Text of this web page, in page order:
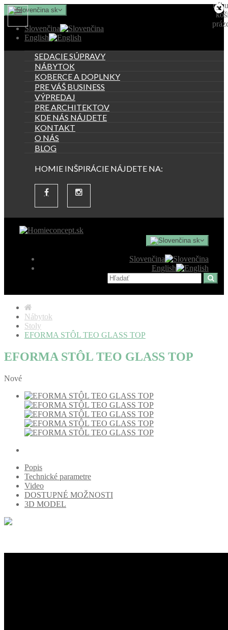
sk
Slovenčina
English
SEDACIE SÚPRAVY
+
NÁBYTOK
+
KOBERCE A DOPLNKY
PRE VÁŠ BUSINESS
VÝPREDAJ
PRE ARCHITEKTOV
KDE NÁS NÁJDETE
KONTAKT
O NÁS
BLOG
HOMIE INŠPIRÁCIE NÁJDETE NA:
sk
Slovenčina
English
Nábytok
Stoly
EFORMA STÔL TEO GLASS TOP
EFORMA STÔL TEO GLASS TOP
Nové
Popis
Technické parametre
Video
DOSTUPNÉ MOŽNOSTI
3D MODEL